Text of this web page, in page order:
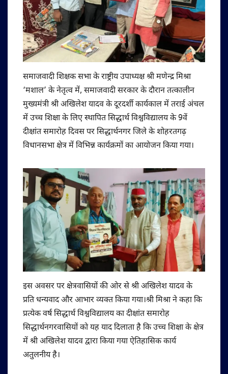
समाजवादी शिक्षक सभा के राष्ट्रीय उपाध्यक्ष श्री मणेन्द्र मिश्रा
‘मशाल’ के नेतृत्व में, समाजवादी सरकार के दौरान तत्कालीन
मुख्यमंत्री श्री अखिलेश यादव के दूरदर्शी कार्यकाल में तराई अंचल
में उच्च शिक्षा के लिए स्थापित सिद्धार्थ विश्वविद्यालय के 9वें
दीक्षांत समारोह दिवस पर सिद्धार्थनगर जिले के शोहरतगढ़
विधानसभा क्षेत्र में विभिन्न कार्यक्रमों का आयोजन किया गया।
इस अवसर पर क्षेत्रवासियों की ओर से श्री अखिलेश यादव के
प्रति धन्यवाद और आभार व्यक्त किया गया।श्री मिश्रा ने कहा कि
प्रत्येक वर्ष सिद्धार्थ विश्वविद्यालय का दीक्षांत समारोह
सिद्धार्थनगरवासियों को यह याद दिलाता है कि उच्च शिक्षा के क्षेत्र
में श्री अखिलेश यादव द्वारा किया गया ऐतिहासिक कार्य
अतुलनीय है।